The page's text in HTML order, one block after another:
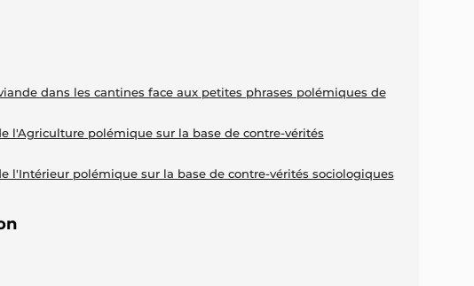
dans les cantines face aux petites phrases polémiques de
l'Agriculture polémique sur la base de contre-vérités
l'Intérieur polémique sur la base de contre-vérités sociologiques